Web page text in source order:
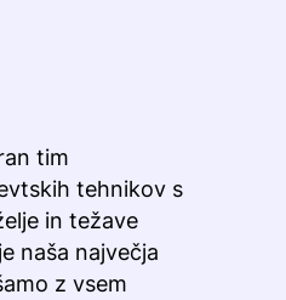
tim
tehnikov s
in težave
naša največja
z vsem